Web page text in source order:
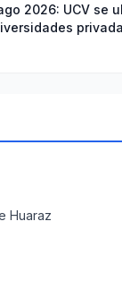
2026: UCV se
Huaraz